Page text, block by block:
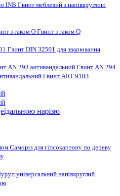
INB Гвинт меблевий з напівкруглою
з гаком O Гвинт з гаком Q
Гвинт DIN 32501 для зварювання
AN 293 антивандальний Гвинт AN 294
Гвинт ART 9103
нарізю
Саморіз для гіпсокартону по дереву
універсальний напівкруглий